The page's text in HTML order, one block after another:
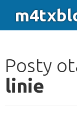
Posty
linie